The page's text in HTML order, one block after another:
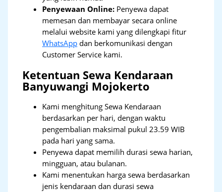
Penyewaan Online: Penyewa dapat
memesan dan membayar secara online
melalui website kami yang dilengkapi fitur
WhatsApp dan berkomunikasi dengan
Customer Service kami.
Ketentuan Sewa Kendaraan
Banyuwangi Mojokerto
Kami menghitung Sewa Kendaraan
berdasarkan per hari, dengan waktu
pengembalian maksimal pukul 23.59 WIB
pada hari yang sama.
Penyewa dapat memilih durasi sewa harian,
mingguan, atau bulanan.
Kami menentukan harga sewa berdasarkan
jenis kendaraan dan durasi sewa